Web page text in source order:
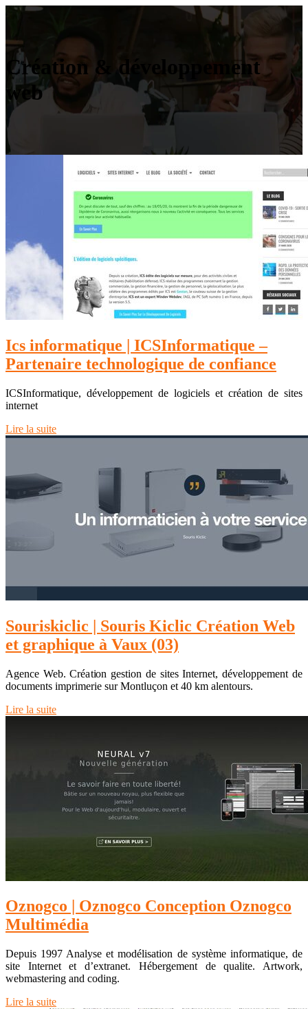
Création & développement
web
Ics infor­mati­que | ICSInfor­mati­que –
Partenaire technologi­que de confiance
ICSInformatique, développement de logiciels et création de sites
internet
Lire la suite
Sou­ris­kiclic | Souris Kiclic Création Web
et graphique à Vaux (03)
Agence Web. Création gestion de sites Internet, développement de
documents imprimerie sur Montluçon et 40 km alentours.
Lire la suite
Oznogco | Oznogco Conception Oznogco
Multimédia
Depuis 1997 Analyse et modélisation de système informatique, de
site Internet et d’extranet. Hébergement de qualite. Artwork,
webmastering and coding.
Lire la suite